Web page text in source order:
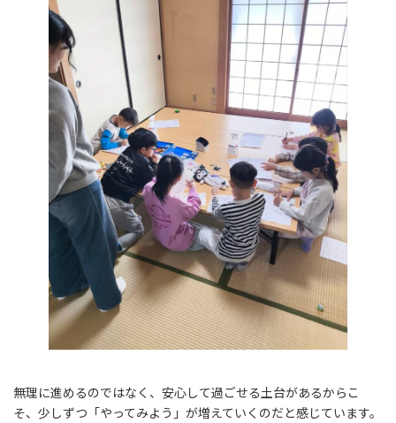
無理に進めるのではなく、安心して過ごせる土台があるからこ
そ、少しずつ「やってみよう」が増えていくのだと感じています。